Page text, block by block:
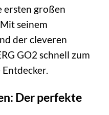
ersten großen
seinem
der cleveren
GO2 schnell zum
Der perfekte